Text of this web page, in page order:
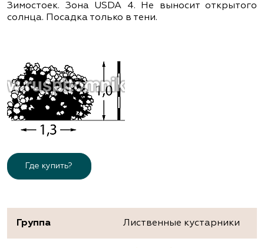
Зимостоек. Зона USDA 4. Не выносит открытого
солнца. Посадка только в тени.
Где купить?
Группа Лиственные кустарники